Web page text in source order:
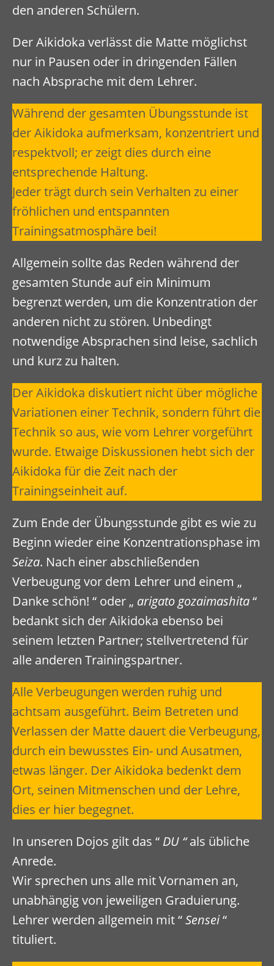
den anderen Schülern.
Der Aikidoka verlässt die Matte möglichst
nur in Pausen oder in dringenden Fällen
nach Absprache mit dem Lehrer.
Während der gesamten Übungsstunde ist
der Aikidoka aufmerksam, konzentriert und
respektvoll; er zeigt dies durch eine
entsprechende Haltung.
Jeder trägt durch sein Verhalten zu einer
fröhlichen und entspannten
Trainingsatmosphäre bei!
Allgemein sollte das Reden während der
gesamten Stunde auf ein Minimum
begrenzt werden, um die Konzentration der
anderen nicht zu stören. Unbedingt
notwendige Absprachen sind leise, sachlich
und kurz zu halten.
Der Aikidoka diskutiert nicht über mögliche
Variationen einer Technik, sondern führt die
Technik so aus, wie vom Lehrer vorgeführt
wurde. Etwaige Diskussionen hebt sich der
Aikidoka für die Zeit nach der
Trainingseinheit auf.
Zum Ende der Übungsstunde gibt es wie zu
Beginn wieder eine Konzentrationsphase im
Seiza. Nach einer abschließenden
Verbeugung vor dem Lehrer und einem „
Danke schön! “ oder „ arigato gozaimashita“
bedankt sich der Aikidoka ebenso bei
seinem letzten Partner; stellvertretend für
alle anderen Trainingspartner.
Alle Verbeugungen werden ruhig und
achtsam ausgeführt. Beim Betreten und
Verlassen der Matte dauert die Verbeugung,
durch ein bewusstes Ein- und Ausatmen,
etwas länger. Der Aikidoka bedenkt dem
Ort, seinen Mitmenschen und der Lehre,
dies er hier begegnet.
In unseren Dojos gilt das “ DU “als übliche
Anrede.
Wir sprechen uns alle mit Vornamen an,
unabhängig von jeweiligen Graduierung.
Lehrer werden allgemein mit “Sensei“
tituliert.